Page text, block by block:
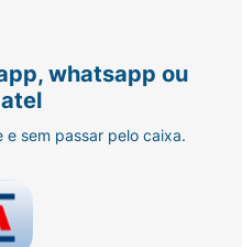
whatsapp ou
e sem passar pelo caixa.